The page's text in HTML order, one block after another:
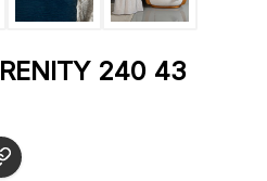
240 43